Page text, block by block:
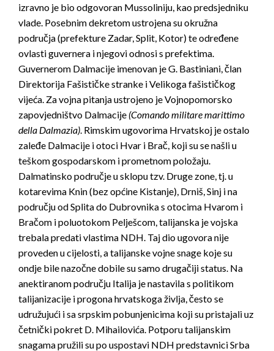
izravno je bio odgovoran Mussoliniju, kao predsjedniku
vlade. Posebnim dekretom ustrojena su okružna
područja (prefekture Zadar, Split, Kotor) te određene
ovlasti guvernera i njegovi odnosi s prefektima.
Guvernerom Dalmacije imenovan je G. Bastiniani, član
Direktorija Fašističke stranke i Velikoga fašističkog
vijeća. Za vojna pitanja ustrojeno je Vojnopomorsko
zapovjedništvo Dalmacije (Comando militare marittimo
della Dalmazia) . Rimskim ugovorima Hrvatskoj je ostalo
zaleđe Dalmacije i otoci Hvar i Brač, koji su se našli u
teškom gospodarskom i prometnom položaju.
Dalmatinsko područje u sklopu tzv. Druge zone, tj. u
kotarevima Knin (bez općine Kistanje), Drniš, Sinj i na
području od Splita do Dubrovnika s otocima Hvarom i
Bračom i poluotokom Pelješcom, talijanska je vojska
trebala predati vlastima NDH. Taj dio ugovora nije
proveden u cijelosti, a talijanske vojne snage koje su
ondje bile nazočne dobile su samo drugačiji status. Na
anektiranom području Italija je nastavila s politikom
talijanizacije i progona hrvatskoga življa, često se
udružujući i sa srpskim pobunjenicima koji su pristajali uz
četnički pokret D. Mihailovića. Potporu talijanskim
snagama pružili su po uspostavi NDH predstavnici Srba